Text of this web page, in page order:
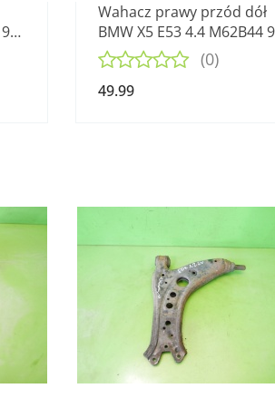
Wahacz prawy przód dół
BMW X5 E53 4.4 M62B44
03
(0)
49.99